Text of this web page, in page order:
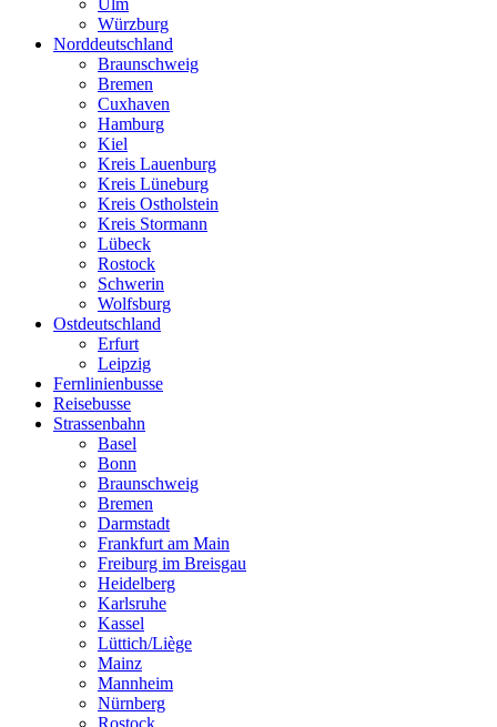
Ulm
Würzburg
Norddeutschland
Braunschweig
Bremen
Cuxhaven
Hamburg
Kiel
Kreis Lauenburg
Kreis Lüneburg
Kreis Ostholstein
Kreis Stormann
Lübeck
Rostock
Schwerin
Wolfsburg
Ostdeutschland
Erfurt
Leipzig
Fernlinienbusse
Reisebusse
Strassenbahn
Basel
Bonn
Braunschweig
Bremen
Darmstadt
Frankfurt am Main
Freiburg im Breisgau
Heidelberg
Karlsruhe
Kassel
Lüttich/Liège
Mainz
Mannheim
Nürnberg
Rostock